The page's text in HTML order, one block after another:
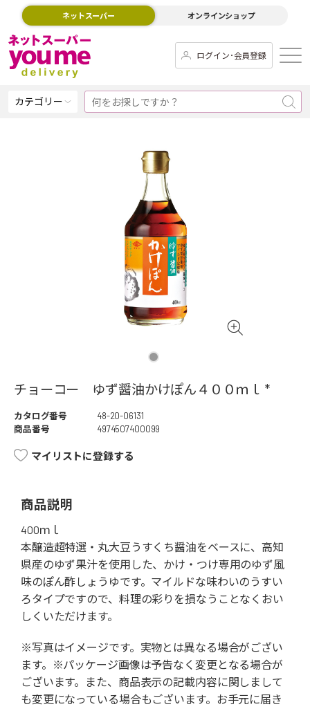
ネットスーパー オンラインショップ
ログイン･会員登録
カテゴリー
チョーコー ゆず醤油かけぽん４００ｍｌ *
カタログ番号
48-20-06131
商品番号
4974507400099
マイリストに登録する
商品説明
400ｍｌ
本醸造超特選・丸大豆うすくち醤油をベースに、高知
県産のゆず果汁を使用した、かけ・つけ専用のゆず風
味のぽん酢しょうゆです。マイルドな味わいのうすい
ろタイプですので、料理の彩りを損なうことなくおい
しくいただけます。
※写真はイメージです。実物とは異なる場合がござい
ます。※パッケージ画像は予告なく変更となる場合が
ございます。また、商品表示の記載内容に関しまして
も変更になっている場合もございます。お手元に届き